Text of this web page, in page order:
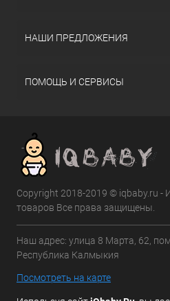
НАШИ ПРЕДЛОЖЕНИЯ
ПОМОЩЬ И СЕРВИСЫ
Copyright 2018-2019 © iqbaby.ru -
товаров Все права защищены.
Наш адрес: улица 8 Марта, 62,
Республика Калмыкия
Посмотреть на карте